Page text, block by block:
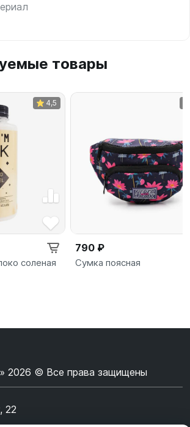
товары
4,5
соленая
790 ₽
Сумка поясная
2026 © Все права защищены
22